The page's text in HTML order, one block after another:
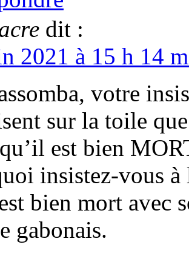
dit :
2021 à 15 h 14
votre
sur la toile
est bien
insistez-vous
bien mort avec
gabonais.